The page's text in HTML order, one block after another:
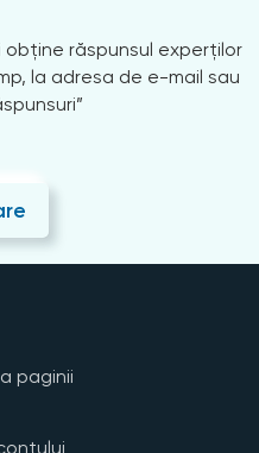
răspunsul experților
la adresa de e-mail sau
paginii